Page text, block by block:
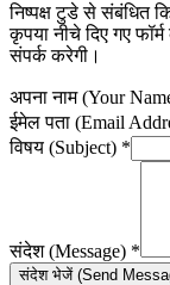
निष्पक्ष टुडे से संबंधित
कृपया नीचे दिए गए
संपर्क करेगी।
अपना नाम (Your
ईमेल पता (Email
विषय (Subject) *
संदेश (Message) *
संदेश भेजें (Send